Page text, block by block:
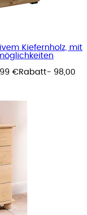
Kiefernholz, mit
€Rabatt- 98,00